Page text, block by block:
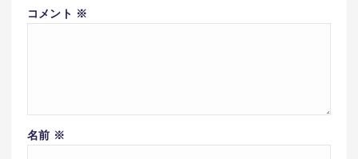
コメント ※
名前 ※